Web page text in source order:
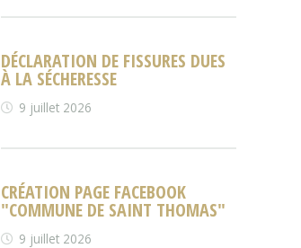
DÉCLARATION DE FISSURES DUES
À LA SÉCHERESSE
9 juillet 2026
CRÉATION PAGE FACEBOOK
"COMMUNE DE SAINT THOMAS"
9 juillet 2026